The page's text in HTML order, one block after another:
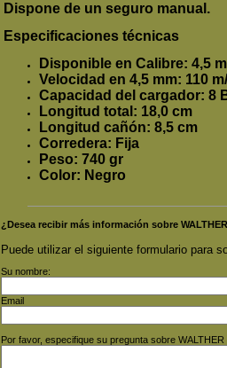
Dispone de un seguro manual .
Especificaciones técnicas
Disponible en Calibre: 4,5
Velocidad en 4,5 mm: 110
Capacidad del cargador: 8
Longitud total: 18,0 cm
Longitud cañón: 8,5 cm
Corredera: Fija
Peso: 740 gr
Color: Negro
¿Desea recibir más información sobre
Puede utilizar el siguiente formulario para
Su nombre:
Email
Por favor, especifique su pregunta sobre